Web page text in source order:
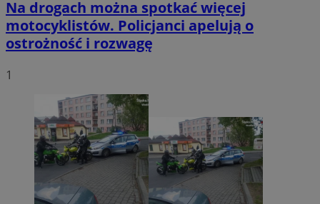
Na drogach można spotkać więcej
motocyklistów. Policjanci apelują o
ostrożność i rozwagę
1